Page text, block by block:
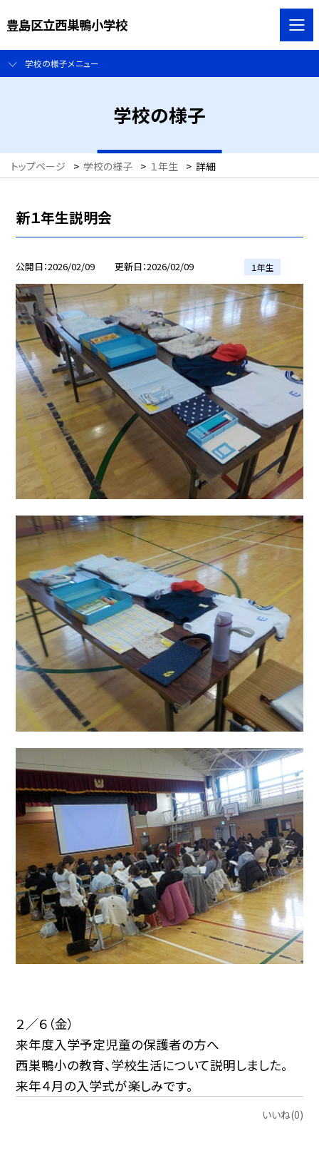
豊島区立西巣鴨小学校
学校の様子メニュー
学校の様子
トップページ > 学校の様子 > １年生 > 詳細
新１年生説明会
公開日 2026/02/09 更新日 2026/02/09 １年生
２／６（金）
来年度入学予定児童の保護者の方へ
西巣鴨小の教育、学校生活について説明しました。
来年４月の入学式が楽しみです。
いいね(0)